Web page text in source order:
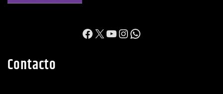
https://
X YouTube
Instagram
WhatsApp
Contacto